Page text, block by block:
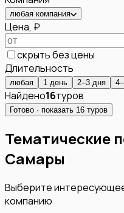
любая компания
Цена, ₽
скрыть без цены
Длительность
любая 1 день 2–3 дня
Найдено16туров
Готово · показать 16 туров
Тематические
Самары
Выберите
компанию